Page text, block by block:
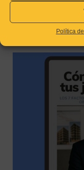
Política
CÓMO RETENER